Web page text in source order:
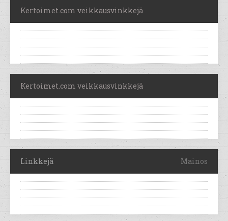
Kertoimet.com veikkausvinkkejä
Kertoimet.com veikkausvinkkejä
Linkkejä Mainos